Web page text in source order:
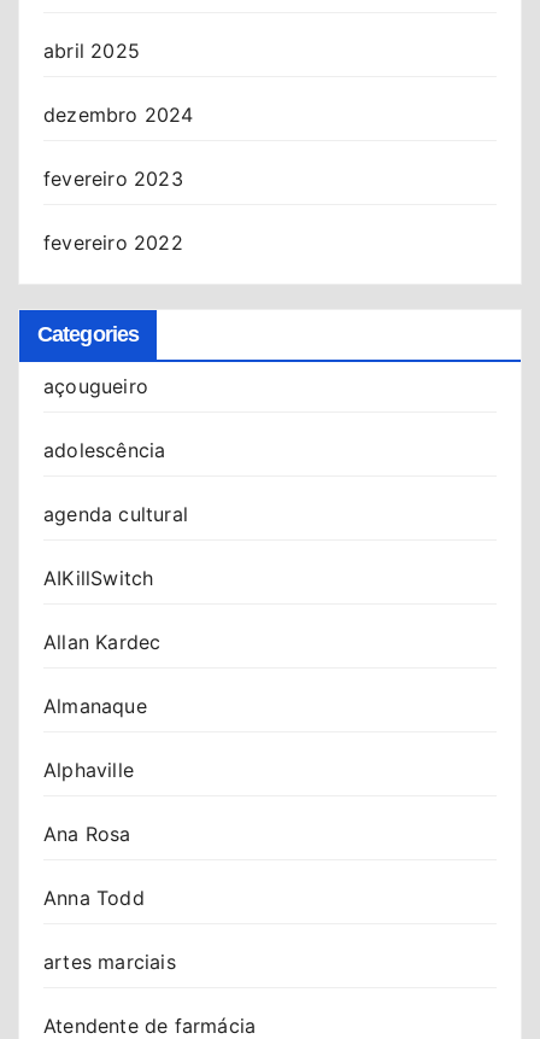
abril 2025
dezembro 2024
fevereiro 2023
fevereiro 2022
Categories
açougueiro
adolescência
agenda cultural
AIKillSwitch
Allan Kardec
Almanaque
Alphaville
Ana Rosa
Anna Todd
artes marciais
Atendente de farmácia